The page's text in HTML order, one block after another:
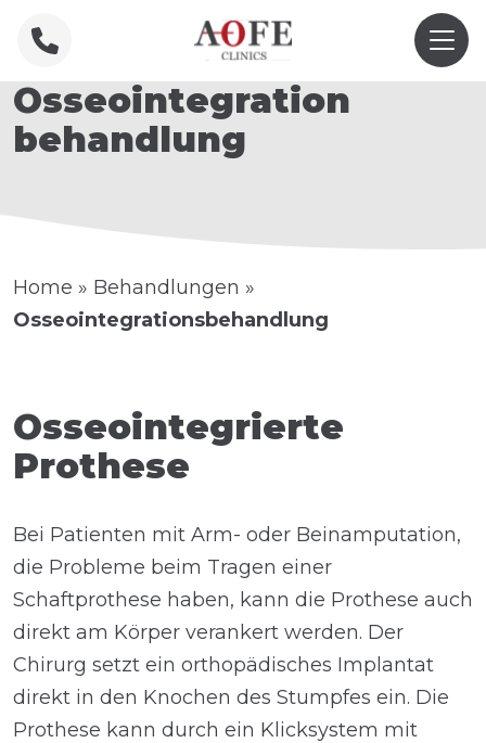
Osseointegration
behandlung
Home » Behandlungen »
Osseointegrationsbehandlung
Osseointegrierte
Prothese
Bei Patienten mit Arm- oder Beinamputation,
die Probleme beim Tragen einer
Schaftprothese haben, kann die Prothese auch
direkt am Körper verankert werden. Der
Chirurg setzt ein orthopädisches Implantat
direkt in den Knochen des Stumpfes ein. Die
Prothese kann durch ein Klicksystem mit